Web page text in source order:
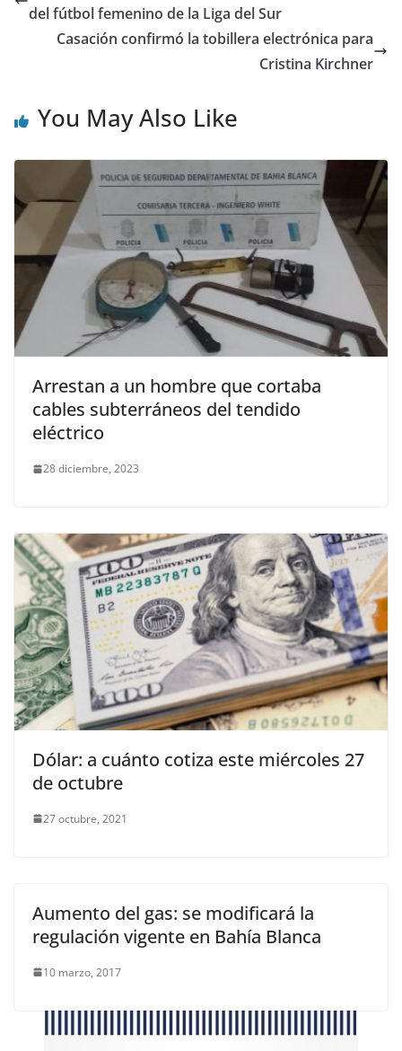
del fútbol femenino de la Liga del Sur
Casación confirmó la tobillera electrónica para
Cristina Kirchner
You May Also Like
Arrestan a un hombre que cortaba
cables subterráneos del tendido
eléctrico
28 diciembre, 2023
Dólar: a cuánto cotiza este miércoles 27
de octubre
27 octubre, 2021
Aumento del gas: se modificará la
regulación vigente en Bahía Blanca
10 marzo, 2017